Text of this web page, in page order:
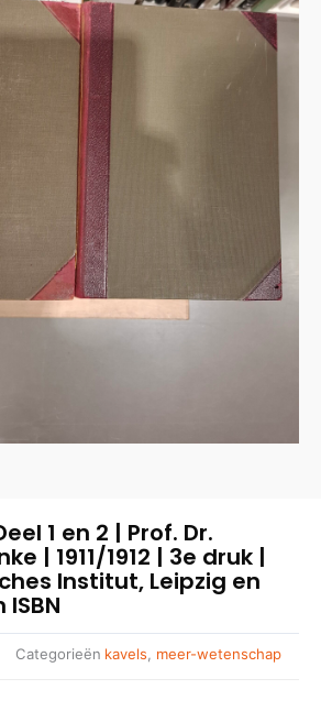
1 en 2 | Prof. Dr.
| 1911/1912 | 3e druk |
Institut, Leipzig en
Categorieën kavels meer-wetenschap